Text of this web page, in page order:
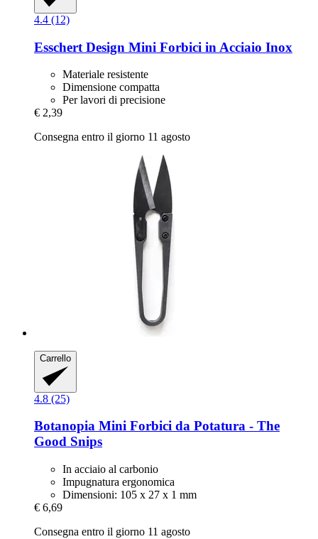
4.4 (12)
Esschert Design Mini Forbici in Acciaio Inox
Materiale resistente
Dimensione compatta
Per lavori di precisione
€ 2,39
Consegna entro il giorno 11 agosto
Carrello
4.8 (25)
Botanopia Mini Forbici da Potatura -​ The
Good Snips
In acciaio al carbonio
Impugnatura ergonomica
Dimensioni: 105 x 27 x 1 mm
€ 6,69
Consegna entro il giorno 11 agosto